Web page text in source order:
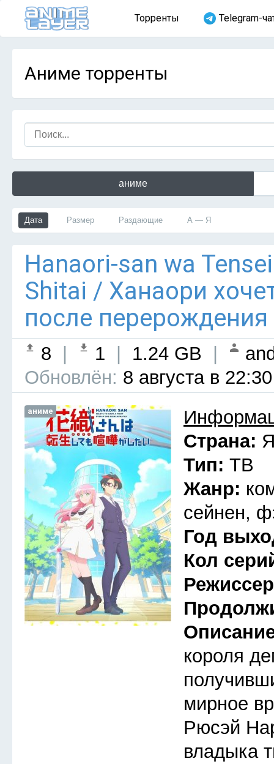
Торренты Telegram-
Аниме торренты
аниме
Дата Размер Раздающие А — Я
Hanaori-san wa
Shitai / Ханаори
после
8 1 1.24 GB
Обновлён: 8 августа в 22:30
аниме
Страна:
Тип: ТВ
Жанр:
сейнен,
Год
Кол
короля
мирное
Рюсэй
владыка